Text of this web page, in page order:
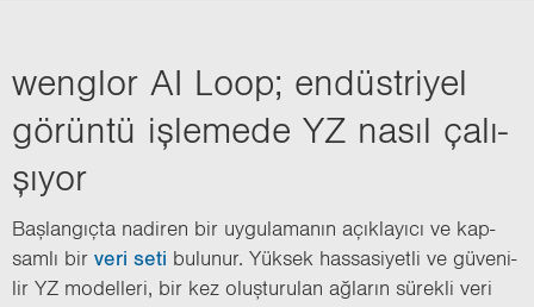
wenglor AI Loop; en­düst­ri­yel
gö­rün­tü iş­le­me­de YZ nasıl ça­lı­
şı­yor
Baş­lan­gıç­ta na­di­ren bir uy­gu­la­ma­nın açık­la­yı­cı ve kap­
sam­lı bir veri seti bu­lu­nur. Yük­sek has­sa­si­yet­li ve gü­ve­ni­
lir YZ mo­del­le­ri, bir kez oluş­tu­ru­lan ağ­la­rın sü­rek­li veri